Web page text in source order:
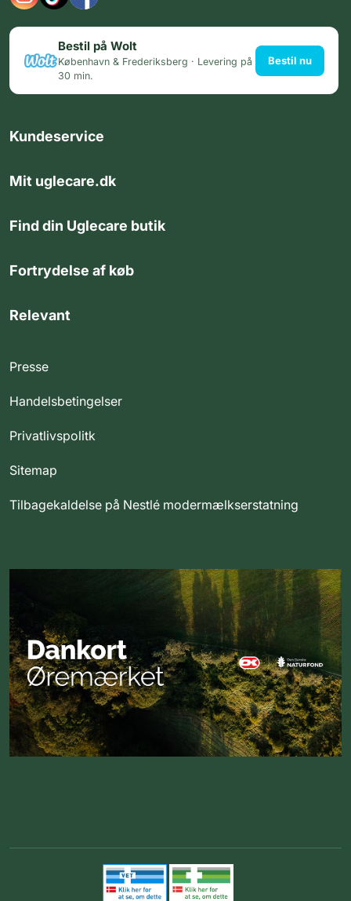
Bestil på Wolt
København & Frederiksberg · Levering på
30 min.
Bestil nu
Kundeservice
Mit uglecare.dk
Find din Uglecare butik
Fortrydelse af køb
Relevant
Presse
Handelsbetingelser
Privatlivspolitk
Sitemap
Tilbagekaldelse på Nestlé modermælkserstatning